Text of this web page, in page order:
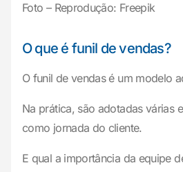
Foto – Reprodução: Freepik
O que é funil de vendas?
O funil de vendas é um modelo
Na prática, são adotadas várias
como jornada do cliente.
E qual a importância da equipe